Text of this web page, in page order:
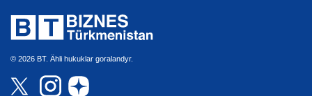
© 2026 BT. Ähli hukuklar goralandyr.